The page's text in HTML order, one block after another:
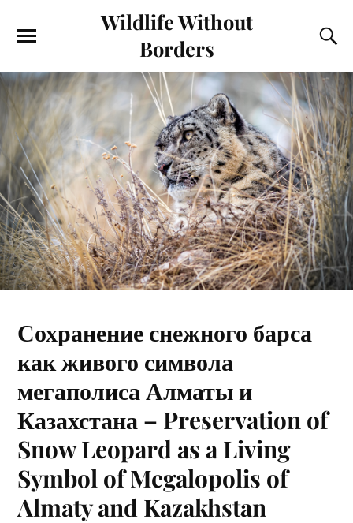
Wildlife Without
Borders
Сохранение снежного барса
как живого символа
мегаполиса Алматы и
Казахстана – Preservation of
Snow Leopard as a Living
Symbol of Megalopolis of
Almaty and Kazakhstan